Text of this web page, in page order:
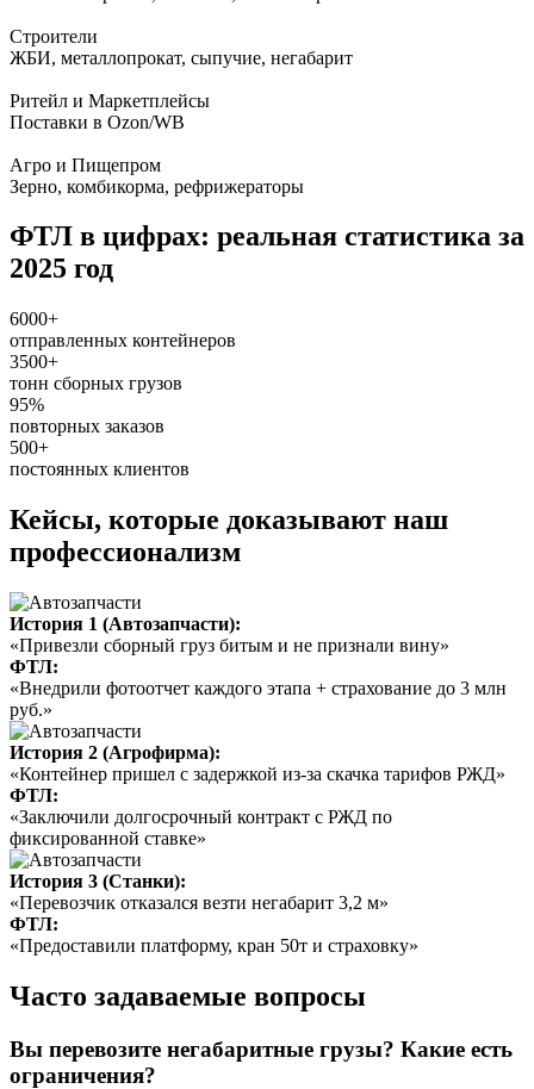
Строители
ЖБИ, металлопрокат, сыпучие, негабарит
Ритейл и Маркетплейсы
Поставки в Ozon/WB
Агро и Пищепром
Зерно, комбикорма, рефрижераторы
ФТЛ в цифрах: реальная статистика за
2025 год
6000+
отправленных контейнеров
3500+
тонн сборных грузов
95%
повторных заказов
500+
постоянных клиентов
Кейсы, которые доказывают наш
профессионализм
История 1 (Автозапчасти):
«Привезли сборный груз битым и не признали вину»
ФТЛ:
«Внедрили фотоотчет каждого этапа + страхование до 3 млн
руб.»
История 2 (Агрофирма):
«Контейнер пришел с задержкой из-за скачка тарифов РЖД»
ФТЛ:
«Заключили долгосрочный контракт с РЖД по
фиксированной ставке»
История 3 (Станки):
«Перевозчик отказался везти негабарит 3,2 м»
ФТЛ:
«Предоставили платформу, кран 50т и страховку»
Часто задаваемые вопросы
Вы перевозите негабаритные грузы? Какие есть
ограничения?